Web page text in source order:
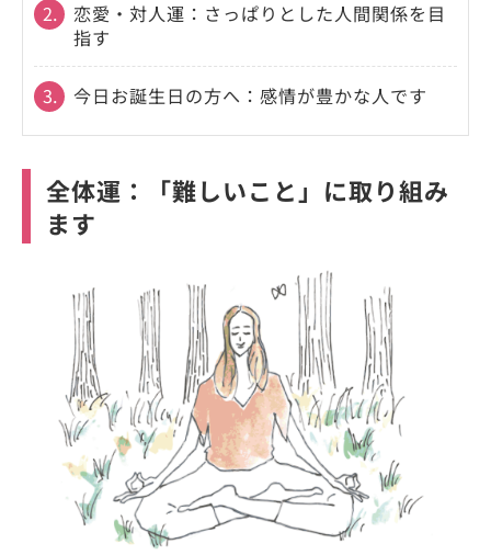
2.
恋愛・対人運：さっぱりとした人間関係を目
指す
3. 今日お誕生日の方へ：感情が豊かな人です
全体運：「難しいこと」に取り組み
ます